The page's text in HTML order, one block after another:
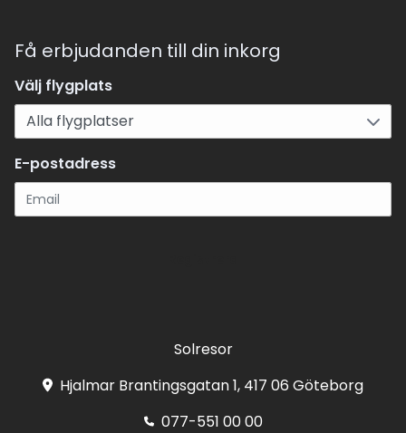
Få erbjudanden till din inkorg
Välj flygplats
E-postadress
Solresor
Hjalmar Brantingsgatan 1, 417 06 Göteborg
077-551 00 00